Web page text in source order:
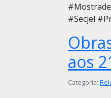
#Secjel
aos
Detalhes
Categoria: